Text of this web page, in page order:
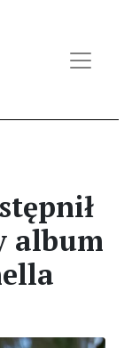
album